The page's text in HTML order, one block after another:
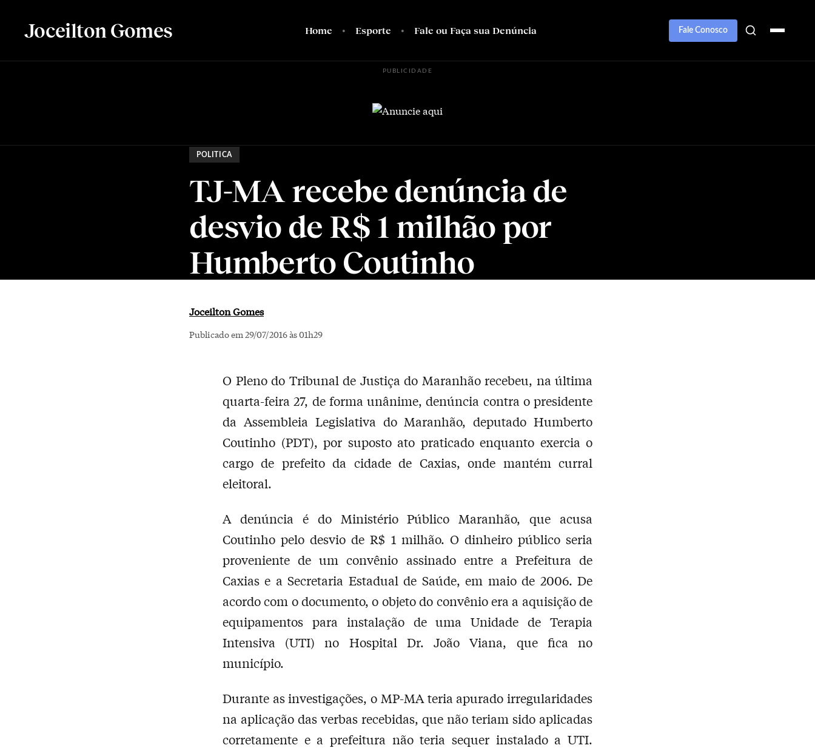
Joceilton Gomes Home Esporte Fale ou Faça sua Denúncia Fale Conosco
PUBLICIDADE
POLITICA
TJ-MA recebe denúncia de
desvio de R$ 1 milhão por
Humberto Coutinho
Joceilton Gomes
Publicado em 29/07/2016 às 01h29
O Pleno do Tribunal de Justiça do Maranhão recebeu, na última
quarta-feira 27, de forma unânime, denúncia contra o presidente
da Assembleia Legislativa do Maranhão, deputado Humberto
Coutinho (PDT), por suposto ato praticado enquanto exercia o
cargo de prefeito da cidade de Caxias, onde mantém curral
eleitoral.
A denúncia é do Ministério Público Maranhão, que acusa
Coutinho pelo desvio de R$ 1 milhão. O dinheiro público seria
proveniente de um convênio assinado entre a Prefeitura de
Caxias e a Secretaria Estadual de Saúde, em maio de 2006. De
acordo com o documento, o objeto do convênio era a aquisição de
equipamentos para instalação de uma Unidade de Terapia
Intensiva (UTI) no Hospital Dr. João Viana, que fica no
município.
Durante as investigações, o MP-MA teria apurado irregularidades
na aplicação das verbas recebidas, que não teriam sido aplicadas
corretamente e a prefeitura não teria sequer instalado a UTI.